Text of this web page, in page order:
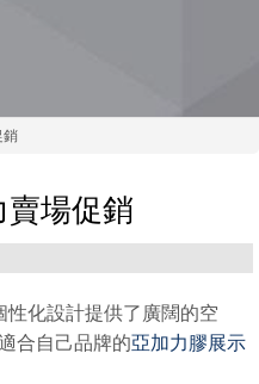
銷
場促銷
性化設計提供了廣闊的空
合自己品牌的亞加力膠展示